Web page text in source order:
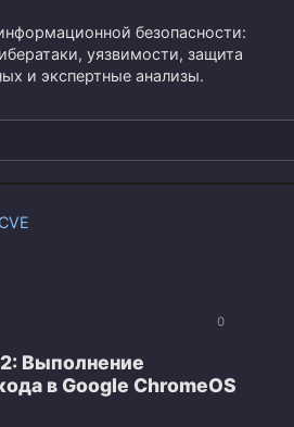
безопасности:
уязвимости, защита
и экспертные анализы.
CVE
0
Выполнение
в Google ChromeOS